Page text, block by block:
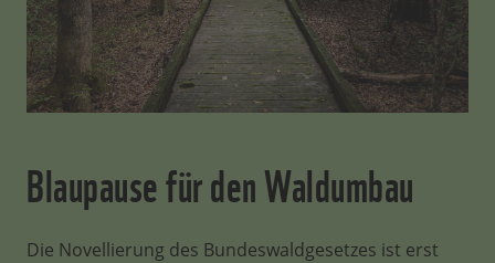
Blaupause für den Waldumbau
Die Novellierung des Bundeswaldgesetzes ist erst